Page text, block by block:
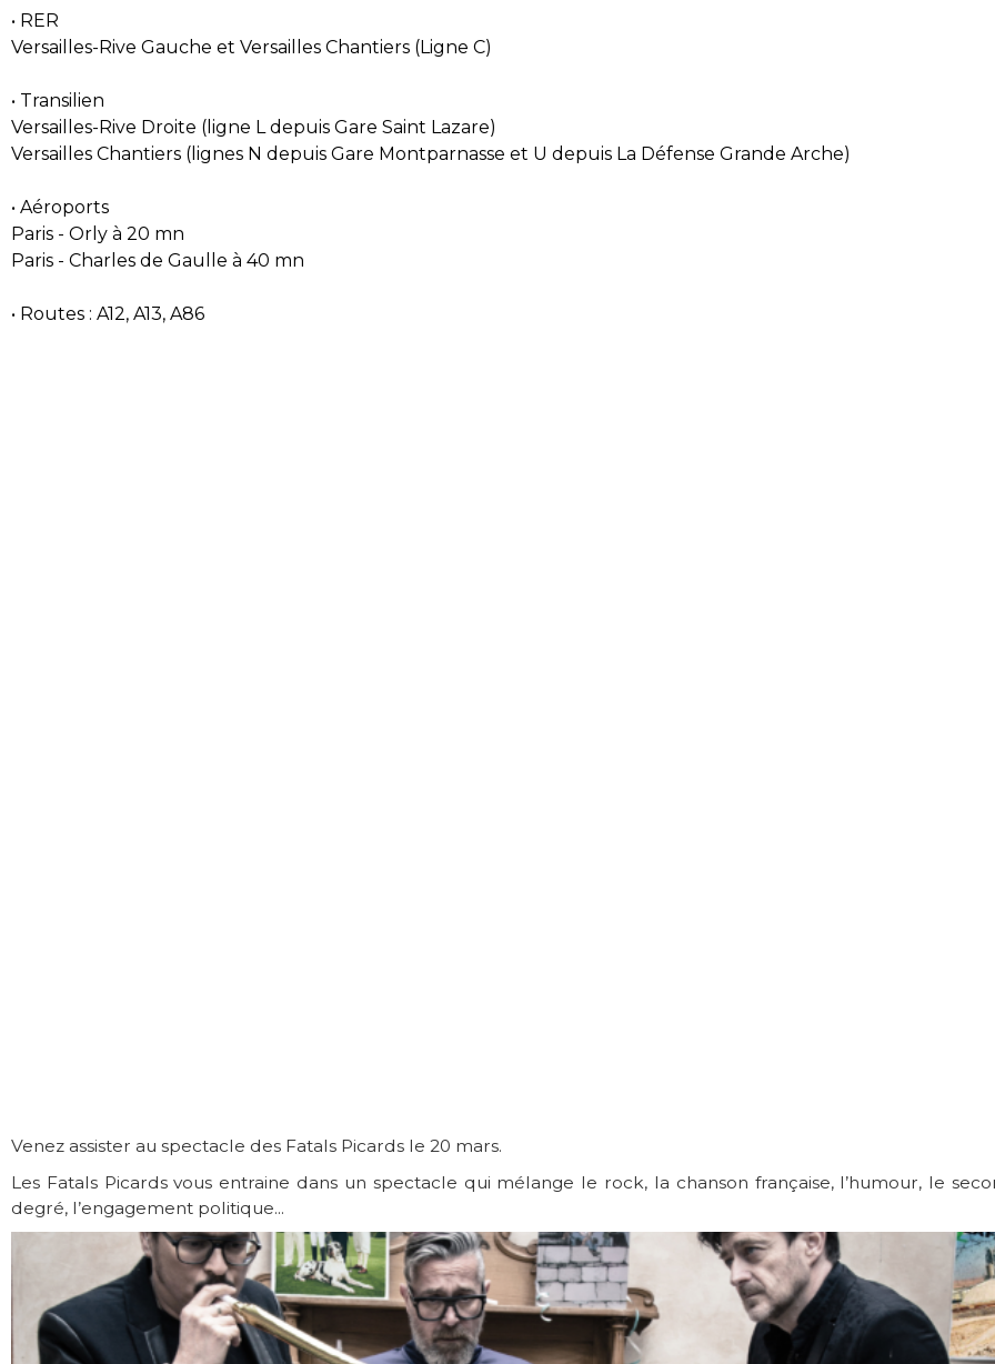
• RER
Versailles-Rive Gauche et Versailles Chantiers (Ligne C)
• Transilien
Versailles-Rive Droite (ligne L depuis Gare Saint Lazare)
Versailles Chantiers (lignes N depuis Gare Montparnasse et U depuis La Défense Grande Arche)
• Aéroports
Paris - Orly à 20 mn
Paris - Charles de Gaulle à 40 mn
• Routes : A12, A13, A86
Venez assister au spectacle des Fatals Picards le 20 mars.
Les Fatals Picards vous entraine dans un spectacle qui mélange le rock, la chanson française, l’humour, le
degré, l’engagement politique...